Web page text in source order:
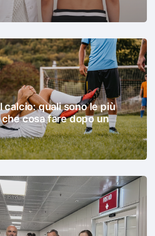
calcio: quali sono le più
cosa fare dopo un